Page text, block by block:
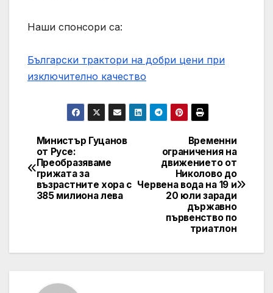
Наши спонсори са:
Български трактори на добри цени при
изключително качество
Post
navigation
Временни
ограничения на
движението от
Николово до
Червена вода на 19 и
20 юли заради
държавно
първенство по
триатлон
Министър Гуцанов
от Русе:
Преобразяваме
грижата за
възрастните хора с
385 милиона лева